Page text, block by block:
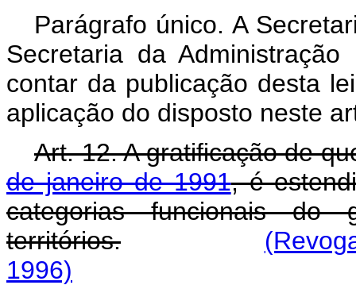
Parágrafo único. A
Secretaria da
contar da publicação desta
aplicação do disposto neste
Art. 12. A gratificação de
de janeiro de 1991, é
categorias funcionais do
territórios.
1996)